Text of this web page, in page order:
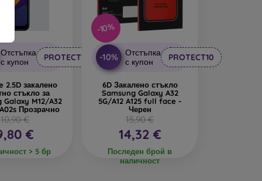
време то не е толкова популярно, защото не
при дисплеи с извити ръбове, където
може да се комбинира с всякакви видове
на защита.
винаги избирайте
според конкретния
богат избор от различни фолиа и закалени
Отстъпка
с купон
PROTECT10
2.5D закалено
стъкло за
Galaxy M12/A32
Прозрачно
10,90 €
€
> 5 бр
-10%
-10%
Отстъпка
с купон
PROTECT10
6D Закалено стъкло
Samsung Galaxy A32
5G/A12 A125 full face -
Черен
15,90 €
14,32 €
Последен брой в
наличност